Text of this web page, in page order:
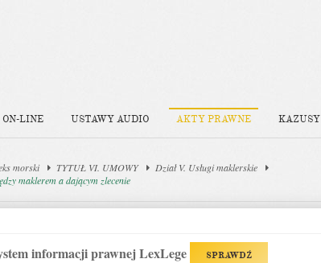
LINE USTAWY AUDIO AKTY PRAWNE KAZUSY
morski TYTUŁ VI. UMOWY
Dział V. Usługi maklerskie
maklerem a dającym zlecenie
informacji prawnej LexLege SPRAWDŹ